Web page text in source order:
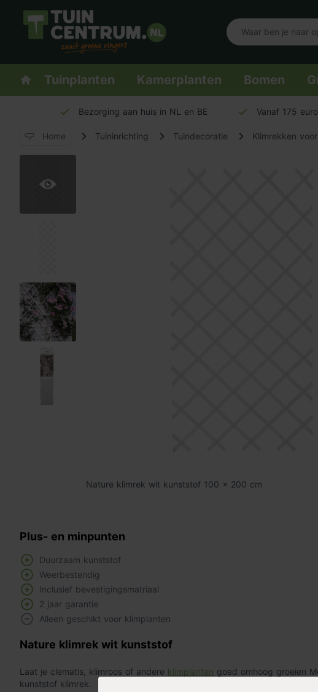
Logo Tuincentrum.nl
Homepage
Tuinplanten Kamerplanten Bomen
Bezorging aan huis in NL en BE Vanaf 175
Home Tuininrichting Tuindecoratie Klimrekken
Nature klimrek wit kunststof 100 x 200 cm
Plus- en minpunten
Duurzaam kunststof
Weerbestendig
Inclusief bevestigingsmatriaal
2 jaar garantie
Alleen geschikt voor klimplanten
Nature klimrek wit kunststof
Laat je clematis, klimroos of andere klimplanten goed omhoog groeien
kunststof klimrek.